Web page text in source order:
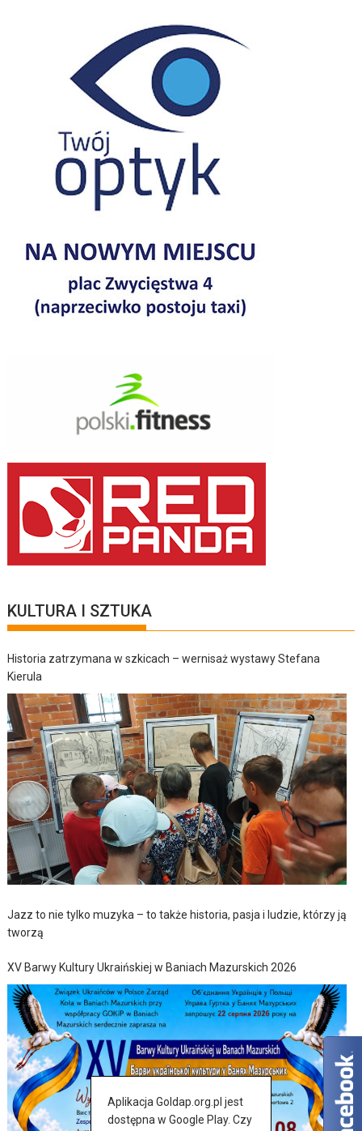
KULTURA I SZTUKA
Historia zatrzymana w szkicach – wernisaż wystawy Stefana
Kierula
Jazz to nie tylko muzyka – to także historia, pasja i ludzie, którzy ją
tworzą
XV Barwy Kultury Ukraińskiej w Baniach Mazurskich 2026
Aplikacja Goldap.org.pl jest
dostępna w Google Play. Czy